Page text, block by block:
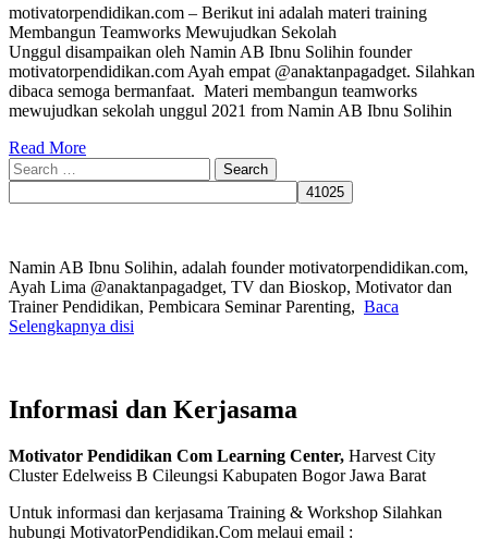
motivatorpendidikan.com – Berikut ini adalah materi training
Membangun Teamworks Mewujudkan Sekolah
Unggul disampaikan oleh Namin AB Ibnu Solihin founder
motivatorpendidikan.com Ayah empat @anaktanpagadget. Silahkan
dibaca semoga bermanfaat. Materi membangun teamworks
mewujudkan sekolah unggul 2021 from Namin AB Ibnu Solihin
Read More
Search
for:
Namin AB Ibnu Solihin, adalah founder motivatorpendidikan.com,
Ayah Lima @anaktanpagadget, TV dan Bioskop, Motivator dan
Trainer Pendidikan, Pembicara Seminar Parenting, Baca
Selengkapnya disi
Informasi dan Kerjasama
Motivator Pendidikan Com Learning Center, Harvest City
Cluster Edelweiss B Cileungsi Kabupaten Bogor Jawa Barat
Untuk informasi dan kerjasama Training & Workshop Silahkan
hubungi MotivatorPendidikan.Com melaui email :